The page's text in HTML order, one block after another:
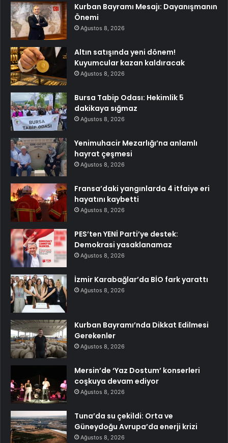
Kurban Bayramı Mesajı: Dayanışmanın
Önemi
Ağustos 8, 2026
Altın satışında yeni dönem!
Kuyumcular kazan kaldıracak
Ağustos 8, 2026
Bursa Tabip Odası: Hekimlik 5
dakikaya sığmaz
Ağustos 8, 2026
Yenimuhacir Mezarlığı’na anlamlı
hayrat çeşmesi
Ağustos 8, 2026
Fransa’daki yangınlarda 4 itfaiye eri
hayatını kaybetti
Ağustos 8, 2026
PES’ten YENİ Parti’ye destek:
Demokrasi yasaklanamaz
Ağustos 8, 2026
İzmir Karabağlar’da BİO fark yarattı
Ağustos 8, 2026
Kurban Bayramı’nda Dikkat Edilmesi
Gerekenler
Ağustos 8, 2026
Mersin’de ‘Yaz Dostum’ konserleri
coşkuya devam ediyor
Ağustos 8, 2026
Tuna’da su çekildi: Orta ve
Güneydoğu Avrupa’da enerji krizi
Ağustos 8, 2026